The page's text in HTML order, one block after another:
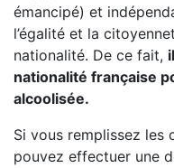
émancipé) et
l’égalité et la
nationalité. De ce fait,
nationalité française
alcoolisée.
Si vous remplissez les
pouvez effectuer une